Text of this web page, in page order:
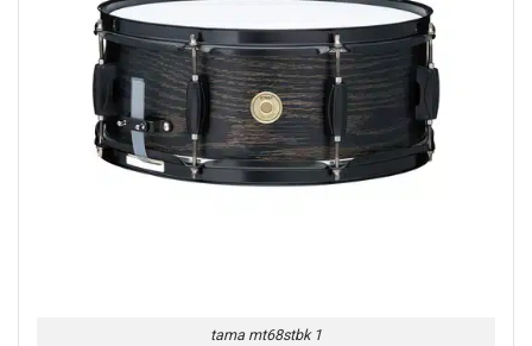
tama mt68stbk 1